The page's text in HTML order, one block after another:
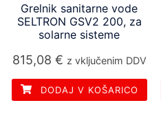
Grelnik sanitarne vode
SELTRON GSV2 200, za
solarne sisteme
815,08 € z vključenim DDV
DODAJ V KOŠARICO